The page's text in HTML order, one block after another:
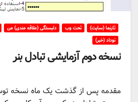
تارنما (سایت) تحت وب دلبستگی (علاقه مندی) من
نوداد (خبر)
نسخه دوم آزمایشی تبادل بنر
مقدمه پس از گذشت یک ماه نسخه